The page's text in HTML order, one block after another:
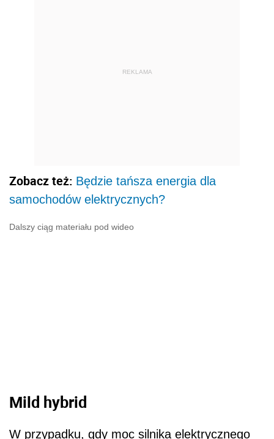
REKLAMA
Zobacz też: Będzie tańsza energia dla
samochodów elektrycznych?
Dalszy ciąg materiału pod wideo
Mild hybrid
W przypadku, gdy moc silnika elektrycznego